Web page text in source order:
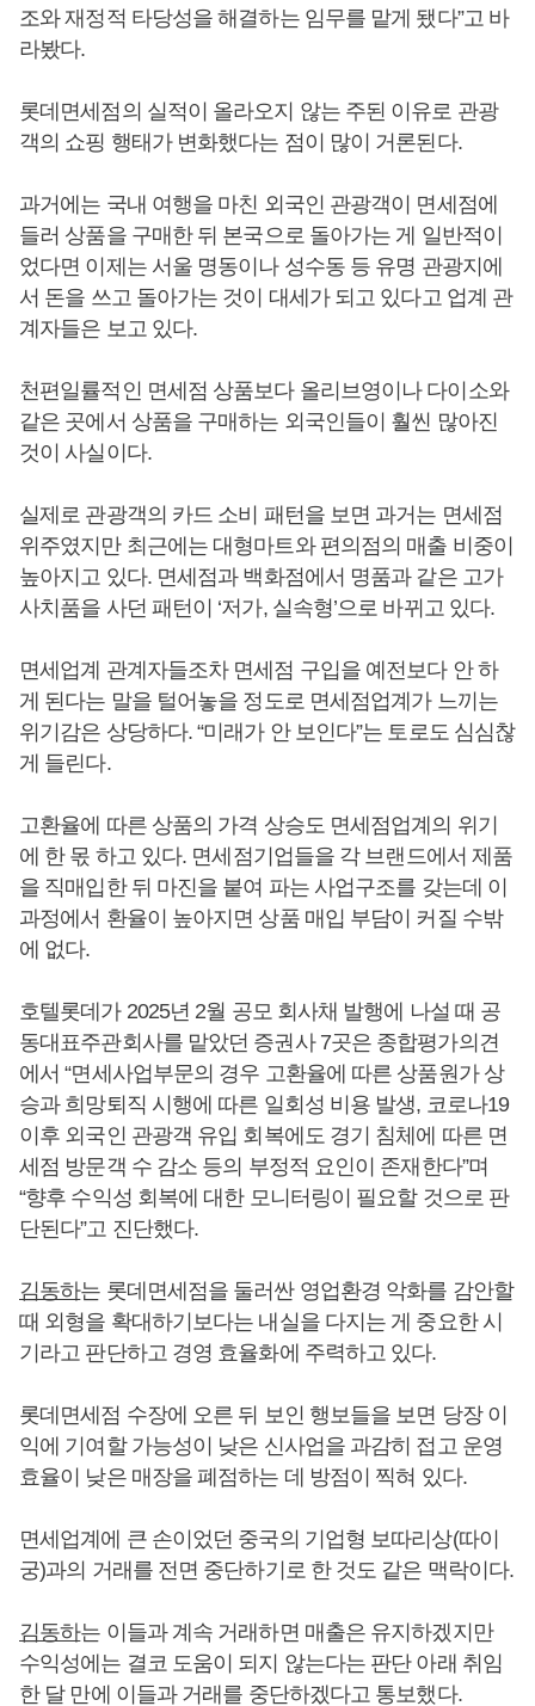
조와 재정적 타당성을 해결하는 임무를 맡게 됐다”고 바
라봤다.
롯데면세점의 실적이 올라오지 않는 주된 이유로 관광
객의 쇼핑 행태가 변화했다는 점이 많이 거론된다.
과거에는 국내 여행을 마친 외국인 관광객이 면세점에
들러 상품을 구매한 뒤 본국으로 돌아가는 게 일반적이
었다면 이제는 서울 명동이나 성수동 등 유명 관광지에
서 돈을 쓰고 돌아가는 것이 대세가 되고 있다고 업계 관
계자들은 보고 있다.
천편일률적인 면세점 상품보다 올리브영이나 다이소와
같은 곳에서 상품을 구매하는 외국인들이 훨씬 많아진
것이 사실이다.
실제로 관광객의 카드 소비 패턴을 보면 과거는 면세점
위주였지만 최근에는 대형마트와 편의점의 매출 비중이
높아지고 있다. 면세점과 백화점에서 명품과 같은 고가
사치품을 사던 패턴이 ‘저가, 실속형’으로 바뀌고 있다.
면세업계 관계자들조차 면세점 구입을 예전보다 안 하
게 된다는 말을 털어놓을 정도로 면세점업계가 느끼는
위기감은 상당하다. “미래가 안 보인다”는 토로도 심심찮
게 들린다.
고환율에 따른 상품의 가격 상승도 면세점업계의 위기
에 한 몫 하고 있다. 면세점기업들을 각 브랜드에서 제품
을 직매입한 뒤 마진을 붙여 파는 사업구조를 갖는데 이
과정에서 환율이 높아지면 상품 매입 부담이 커질 수밖
에 없다.
호텔롯데가 2025년 2월 공모 회사채 발행에 나설 때 공
동대표주관회사를 맡았던 증권사 7곳은 종합평가의견
에서 “면세사업부문의 경우 고환율에 따른 상품원가 상
승과 희망퇴직 시행에 따른 일회성 비용 발생, 코로나19
이후 외국인 관광객 유입 회복에도 경기 침체에 따른 면
세점 방문객 수 감소 등의 부정적 요인이 존재한다”며
“향후 수익성 회복에 대한 모니터링이 필요할 것으로 판
단된다”고 진단했다.
김동하는 롯데면세점을 둘러싼 영업환경 악화를 감안할
때 외형을 확대하기보다는 내실을 다지는 게 중요한 시
기라고 판단하고 경영 효율화에 주력하고 있다.
롯데면세점 수장에 오른 뒤 보인 행보들을 보면 당장 이
익에 기여할 가능성이 낮은 신사업을 과감히 접고 운영
효율이 낮은 매장을 폐점하는 데 방점이 찍혀 있다.
면세업계에 큰 손이었던 중국의 기업형 보따리상(따이
궁)과의 거래를 전면 중단하기로 한 것도 같은 맥락이다.
김동하는 이들과 계속 거래하면 매출은 유지하겠지만
수익성에는 결코 도움이 되지 않는다는 판단 아래 취임
한 달 만에 이들과 거래를 중단하겠다고 통보했다.